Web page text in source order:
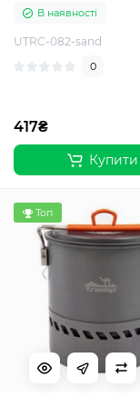
В наявності
UTRC-082-sand
0
417₴
Купити
Топ